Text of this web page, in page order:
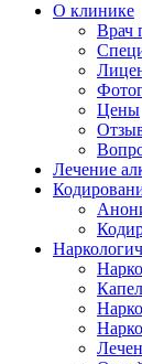
О клинике
Врач
Цены
Лечение